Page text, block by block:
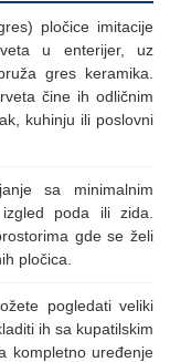
pločice imitacije
u enterijer, uz
gres keramika.
čine ih odličnim
kuhinju ili poslovni
sa minimalnim
poda ili zida.
gde se želi
pločica.
pogledati veliki
ih sa kupatilskim
kompletno uređenje